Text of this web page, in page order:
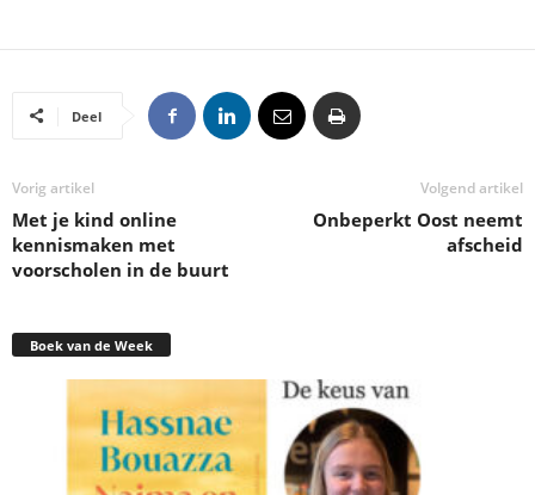
Deel
Vorig artikel
Met je kind online
kennismaken met
voorscholen in de buurt
Volgend artikel
Onbeperkt Oost neemt
afscheid
Boek van de Week